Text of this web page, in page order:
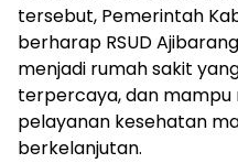
tersebut, Pemerintah
berharap RSUD
menjadi rumah sakit
terpercaya, dan
pelayanan kesehatan
berkelanjutan.